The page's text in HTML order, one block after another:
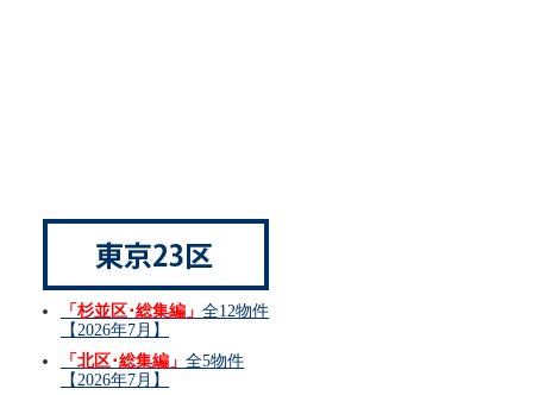
「杉並区･総集編」 全12物件
【2026年7月】
「北区･総集編」 全5物件
【2026年7月】